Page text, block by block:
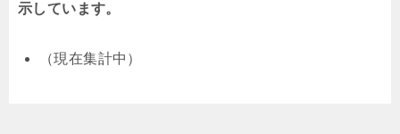
示しています。
（現在集計中）